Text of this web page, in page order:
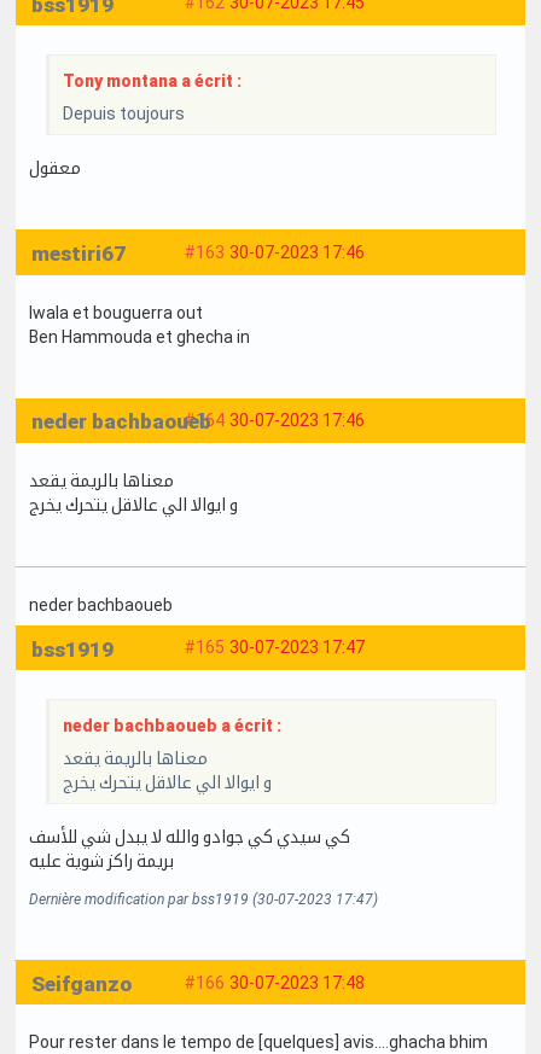
Tony montana a écrit :
Depuis toujours
معقول
#163 30-07-2023 17:46
mestiri67
Iwala et bouguerra out
Ben Hammouda et ghecha in
#164 30-07-2023 17:46
neder bachbaoueb
معناها بالريمة يقعد
و ايوالا الي عالاقل يتحرك يخرج
neder bachbaoueb
#165 30-07-2023 17:47
bss1919
neder bachbaoueb a écrit :
معناها بالريمة يقعد
و ايوالا الي عالاقل يتحرك يخرج
كي سيدي كي جوادو والله لا يبدل شي للأسف
بريمة راكز شوية عليه
Dernière modification par bss1919 (30-07-2023 17:47)
#166 30-07-2023 17:48
Seifganzo
Pour rester dans le tempo de [quelques] avis....ghacha bhim